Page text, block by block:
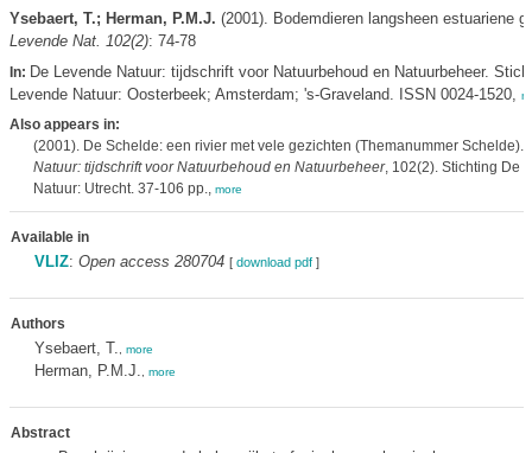
Ysebaert, T.; Herman, P.M.J. (2001). Bodemdieren langsheen estuariene
Levende Nat. 102(2): 74-78
In: De Levende Natuur: tijdschrift voor Natuurbehoud en Natuurbeheer.
Levende Natuur: Oosterbeek; Amsterdam; 's-Graveland. ISSN 0024-1520,
Also appears in:
(2001). De Schelde: een rivier met vele gezichten (Themanummer Schelde).
Natuur: tijdschrift voor Natuurbehoud en Natuurbeheer, 102(2). Stichting De
Natuur: Utrecht. 37-106 pp., more
Available in
VLIZ: Open access 280704 [ download pdf]
Authors
Ysebaert, T. more
Herman, P.M.J. more
Abstract